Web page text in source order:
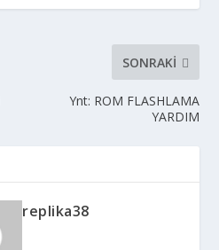
SONRAKI
Ynt: ROM FLASHLAMA
YARDIM
replika38